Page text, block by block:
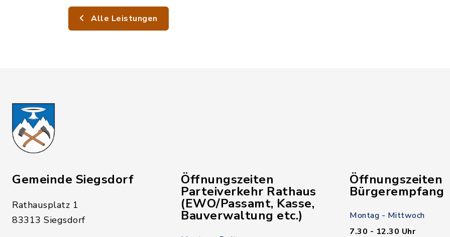
Alle Leistungen
Gemeinde Siegsdorf
Rathausplatz 1
83313 Siegsdorf
Öffnungszeiten
Parteiverkehr Rathaus
(EWO/Passamt, Kasse,
Bauverwaltung etc.)
Öffnungszeiten
Bürgerempfang
Montag - Mittwoch
7.30 - 12.30 Uhr